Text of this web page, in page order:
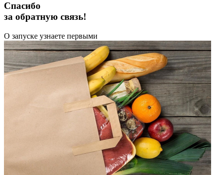
Спасибо
за обратную связь!
О запуске узнаете первыми